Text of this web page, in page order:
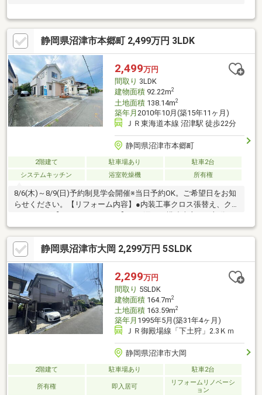
静岡県沼津市本郷町 2,499万円 3LDK
2,499万円
間取り 3LDK
建物面積92.22m2
土地面積138.14m2
築年月 2010年10月(築15年11ヶ月)
ＪＲ東海道本線 沼津駅 徒歩22分
静岡県沼津市本郷町
2階建て 駐車場あり
駐車2台
システムキッチン
浴室乾燥機 所有権
8/6(木)～8/9(日)予約制見学会開催※当日予約OK。ご希望日をお知
らせください。【リフォーム内容】●内装工事クロス張替え、ク
欠陥や・腐食、給排水管の故障や漏水についてお引渡しより２年
間保証・シロアリ防除工事施工後5年間保証【周辺施設】・沼津市
立第四小学校750ｍ（徒歩10分）・沼津市立第四中学校200ｍ（徒
歩3分）・セブンイレブン沼津御幸町店様500ｍ（徒歩7分）・武
藤病院1100ｍ（徒歩14分）※本物件は条件により住宅ローン減税
が適用されます。詳しくはお問合せください。
静岡県沼津市大岡 2,299万円 5SLDK
2,299万円
間取り 5SLDK
建物面積164.7m2
土地面積163.59m2
築年月 1995年5月(築31年4ヶ月)
ＪＲ御殿場線「下土狩」2.3Ｋｍ
静岡県沼津市大岡
2階建て 駐車場あり 駐車2台
所有権 即入居可
リフォームリノベーシ
ョン